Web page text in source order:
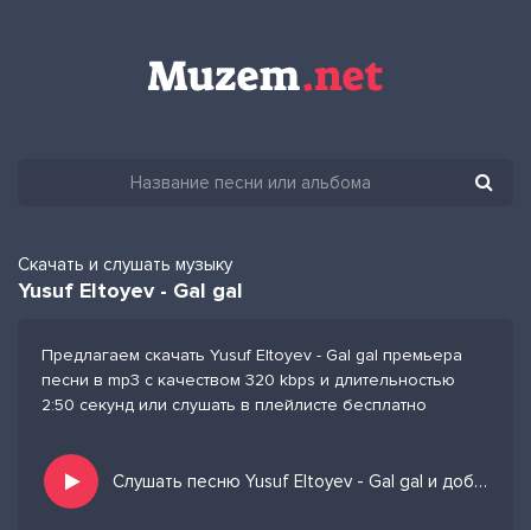
Скачать и слушать музыку
Yusuf Eltoyev - Gal gal
Предлагаем скачать Yusuf Eltoyev - Gal gal премьера
песни в mp3 с качеством 320 kbps и длительностью
2:50 секунд или слушать в плейлисте бесплатно
Слушать песню Yusuf Eltoyev - Gal gal и добавить в избранных